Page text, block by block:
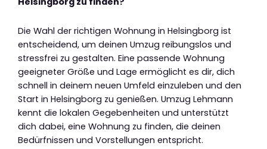
Die Wahl der richtigen Wohnung in Helsingborg ist
entscheidend, um deinen Umzug reibungslos und
stressfrei zu gestalten. Eine passende Wohnung
geeigneter Größe und Lage ermöglicht es dir, dich
schnell in deinem neuen Umfeld einzuleben und den
Start in Helsingborg zu genießen. Umzug Lehmann
kennt die lokalen Gegebenheiten und unterstützt
dich dabei, eine Wohnung zu finden, die deinen
Bedürfnissen und Vorstellungen entspricht.